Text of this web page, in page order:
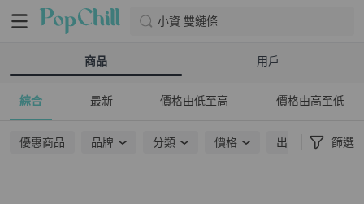
小資 雙鏈條
商品 用戶
綜合 最新 價格由低至高 價格由高至低
優惠商品 品牌 分類 價格 出貨地點 篩選